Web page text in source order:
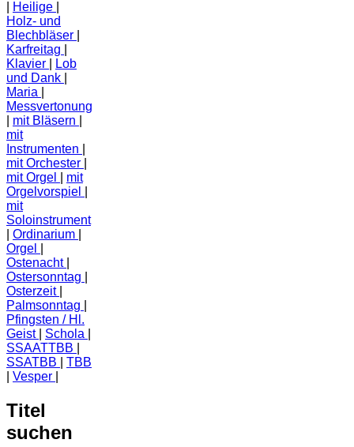
Heilige
Holz- und
Blechbläser
Karfreitag
Klavier
Lob
und Dank
Maria
Messvertonung
mit Bläsern
mit
Instrumenten
mit Orchester
mit Orgel
mit
Orgelvorspiel
mit
Soloinstrument
Ordinarium
Orgel
Ostenacht
Ostersonntag
Osterzeit
Palmsonntag
Pfingsten / Hl.
Geist
Schola
SSAATTBB
SSATBB
TBB
Vesper
Titel
suchen